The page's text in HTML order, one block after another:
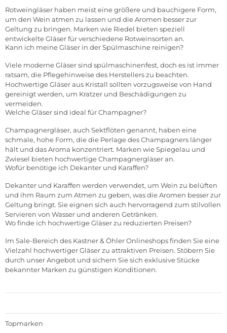
Rotweingläser haben meist eine größere und bauchigere Form,
um den Wein atmen zu lassen und die Aromen besser zur
Geltung zu bringen. Marken wie Riedel bieten speziell
entwickelte Gläser für verschiedene Rotweinsorten an.
Kann ich meine Gläser in der Spülmaschine reinigen?
Viele moderne Gläser sind spülmaschinenfest, doch es ist immer
ratsam, die Pflegehinweise des Herstellers zu beachten.
Hochwertige Gläser aus Kristall sollten vorzugsweise von Hand
gereinigt werden, um Kratzer und Beschädigungen zu
vermeiden.
Welche Gläser sind ideal für Champagner?
Champagnergläser, auch Sektflöten genannt, haben eine
schmale, hohe Form, die die Perlage des Champagners länger
hält und das Aroma konzentriert. Marken wie Spiegelau und
Zwiesel bieten hochwertige Champagnergläser an.
Wofür benötige ich Dekanter und Karaffen?
Dekanter und Karaffen werden verwendet, um Wein zu belüften
und ihm Raum zum Atmen zu geben, was die Aromen besser zur
Geltung bringt. Sie eignen sich auch hervorragend zum stilvollen
Servieren von Wasser und anderen Getränken.
Wo finde ich hochwertige Gläser zu reduzierten Preisen?
Im Sale-Bereich des Kastner & Öhler Onlineshops finden Sie eine
Vielzahl hochwertiger Gläser zu attraktiven Preisen. Stöbern Sie
durch unser Angebot und sichern Sie sich exklusive Stücke
bekannter Marken zu günstigen Konditionen.
Topmarken